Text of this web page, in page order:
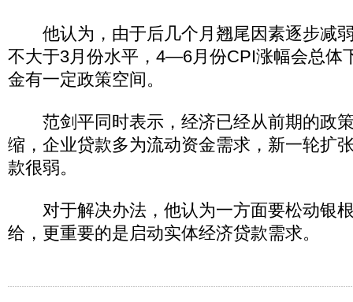
他认为，由于后几个月翘尾因素逐步减
不大于3月份水平，4—6月份CPI涨幅会总体
金有一定政策空间。
范剑平同时表示，经济已经从前期的政
缩，企业贷款多为流动资金需求，新一轮扩
款很弱。
对于解决办法，他认为一方面要松动银
给，更重要的是启动实体经济贷款需求。